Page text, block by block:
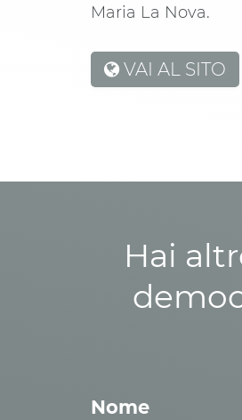
Maria La Nova.
VAI AL SITO
Hai
Nome